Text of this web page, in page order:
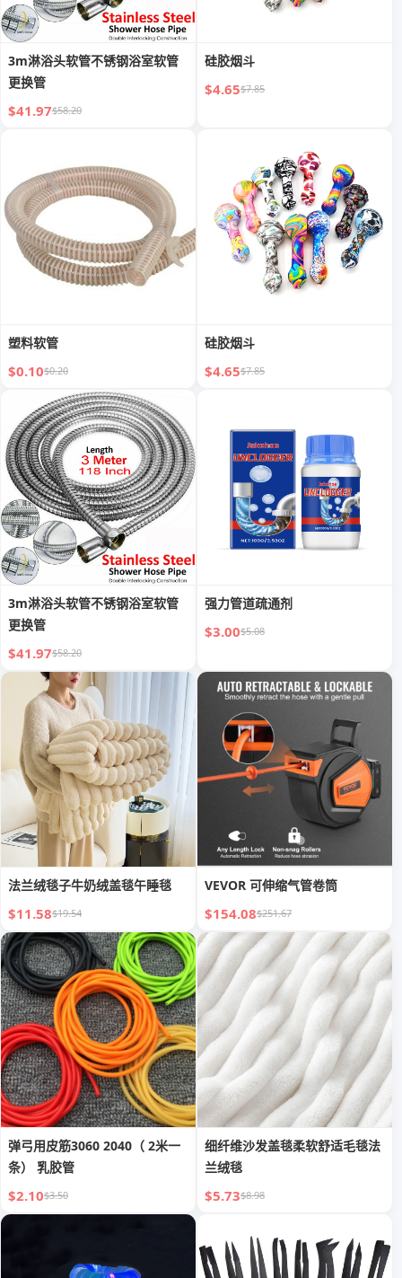
3m淋浴头软管不锈钢浴室软管
更换管
$41.97$58.20
硅胶烟斗
$4.65$7.85
塑料软管
$0.10$0.20
硅胶烟斗
$4.65$7.85
3m淋浴头软管不锈钢浴室软管
更换管
$41.97$58.20
强力管道疏通剂
$3.00$5.08
法兰绒毯子牛奶绒盖毯午睡毯
$11.58$19.54
VEVOR 可伸缩气管卷筒
$154.08$251.67
弹弓用皮筋3060 2040（ 2米一
条） 乳胶管
$2.10$3.50
细纤维沙发盖毯柔软舒适毛毯法
兰绒毯
$5.73$8.98